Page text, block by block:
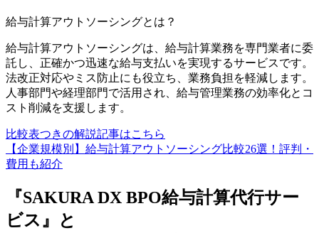
給与計算アウトソーシングとは？
給与計算アウトソーシングは、給与計算業務を専門業者に委
託し、正確かつ迅速な給与支払いを実現するサービスです。
法改正対応やミス防止にも役立ち、業務負担を軽減します。
人事部門や経理部門で活用され、給与管理業務の効率化とコ
スト削減を支援します。
比較表つきの解説記事はこちら
【企業規模別】給与計算アウトソーシング比較26選！評判・
費用も紹介
『SAKURA DX BPO給与計算代行サー
ビス』と